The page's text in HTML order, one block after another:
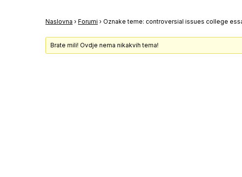
Naslovna › Forumi › Oznake teme: controversial issues college
Brate mili! Ovdje nema nikakvih tema!